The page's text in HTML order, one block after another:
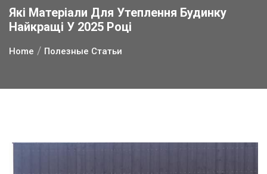
Які Матеріали Для Утеплення Будинку
Найкращі У 2025 Році
Home Полезные Статьи